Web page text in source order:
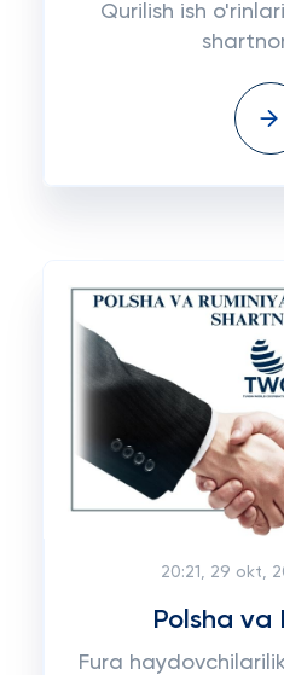
Qurilish ish
20:21, 29 okt,
Polsha va
Fura